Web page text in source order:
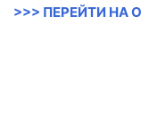
>>> ПЕРЕЙТИ НА